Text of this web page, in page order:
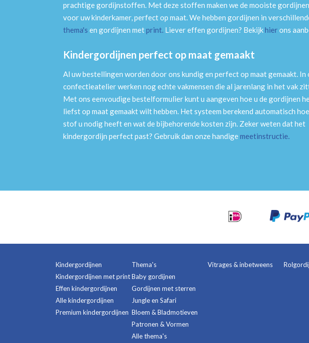
prachtige gordijnstoffen. Met deze stoffen maken we de mooiste gordijnen
voor uw kinderkamer, perfect op maat. We hebben gordijnen in
thema's en gordijnen metprint. Liever effen gordijnen? Bekijkhierons
Kindergordijnen perfect op maat gemaakt
Al uw bestellingen worden door ons kundig en perfect op maat gemaakt. In
confectieatelier werken nog echte vakmensen die al jarenlang in het vak
Met ons eenvoudige bestelformulier kunt u aangeven hoe u de gordijnen
liefst op maat gemaakt wilt hebben. Het systeem berekend automatisch
stof u nodig heeft en wat de bijbehorende kosten zijn. Zeker weten dat het
kindergordijn perfect past? Gebruik dan onze handigemeetinstructie.
Kindergordijnen
Kindergordijnen met print
Effen kindergordijnen
Alle kindergordijnen
Premium kindergordijnen
Thema's
Baby gordijnen
Gordijnen met sterren
Jungle en Safari
Bloem & Bladmotieven
Patronen & Vormen
Alle thema's
Vitrages & inbetweens